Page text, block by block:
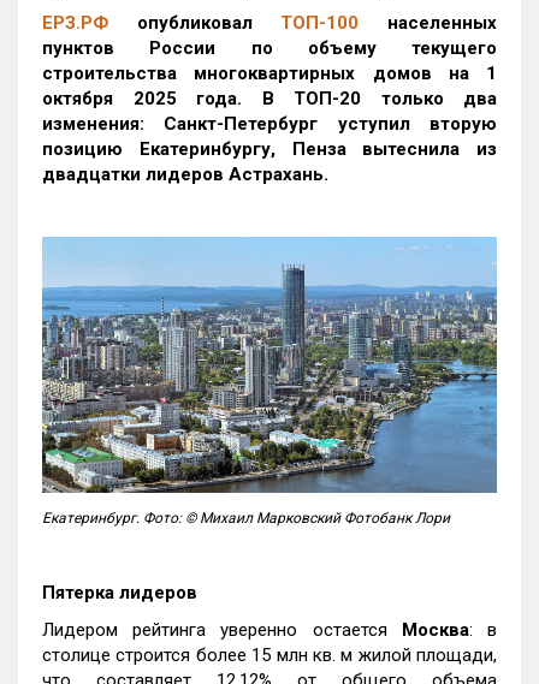
ЕРЗ.РФ опубликовал ТОП-100 населенных
пунктов России по объему текущего
строительства многоквартирных домов на 1
октября 2025 года. В ТОП-20 только два
изменения: Санкт-Петербург уступил вторую
позицию Екатеринбургу, Пенза вытеснила из
двадцатки лидеров Астрахань.
Екатеринбург. Фото: © Михаил Марковский Фотобанк Лори
Пятерка лидеров
Лидером рейтинга уверенно остается Москва: в
столице строится более 15 млн кв. м жилой площади,